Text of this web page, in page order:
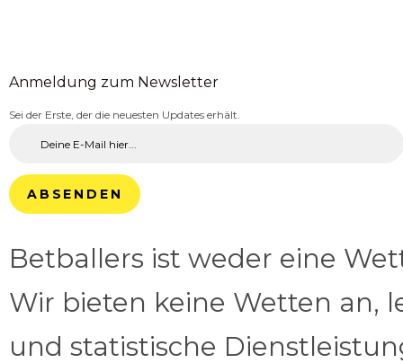
Anmeldung zum Newsletter
Sei der Erste, der die neuesten Updates erhält.
ABSENDEN
Betballers ist weder eine
Wir bieten keine Wetten an,
und statistische